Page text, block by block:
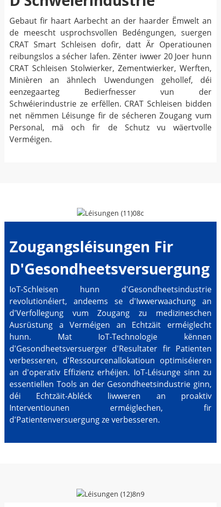
Gebaut fir haart Aarbecht an der haarder Ëmwelt an
de meescht usprochsvollen Bedéngungen, suergen
CRAT Smart Schleisen dofir, datt Är Operatiounen
reibungslos a sécher lafen. Zënter iwwer 20 Joer hunn
CRAT Schleisen Stolwierker, Zementwierker, Werften,
Minièren an ähnlech Uwendungen gehollef, déi
eenzegaarteg Bedierfnesser vun der
Schwéierindustrie ze erfëllen. CRAT Schleisen bidden
net nëmmen Léisunge fir de sécheren Zougang vum
Personal, mä och fir de Schutz vu wäertvolle
Verméigen.
Zougangsléisungen Fir
D'Gesondheetsversuergung
IoT-Schleisen hunn d'Gesondheetsindustrie
revolutionéiert, andeems se d'Iwwerwaachung an
d'Verfollegung vum Zougang zu medizineschen
Ausrüstung a Verméigen an Echtzäit erméiglecht
hunn. Mat IoT-Technologie kënnen
d'Gesondheetsversuerger d'Resultater fir Patienten
verbesseren, d'Ressourcenallokatioun optimiséieren
an d'operativ Effizienz erhéijen. IoT-Léisunge sinn zu
essentiellen Tools an der Gesondheetsindustrie ginn,
déi Echtzäit-Abléck liwweren an proaktiv
Interventiounen erméiglechen, fir
d'Patientenversuergung ze verbesseren.